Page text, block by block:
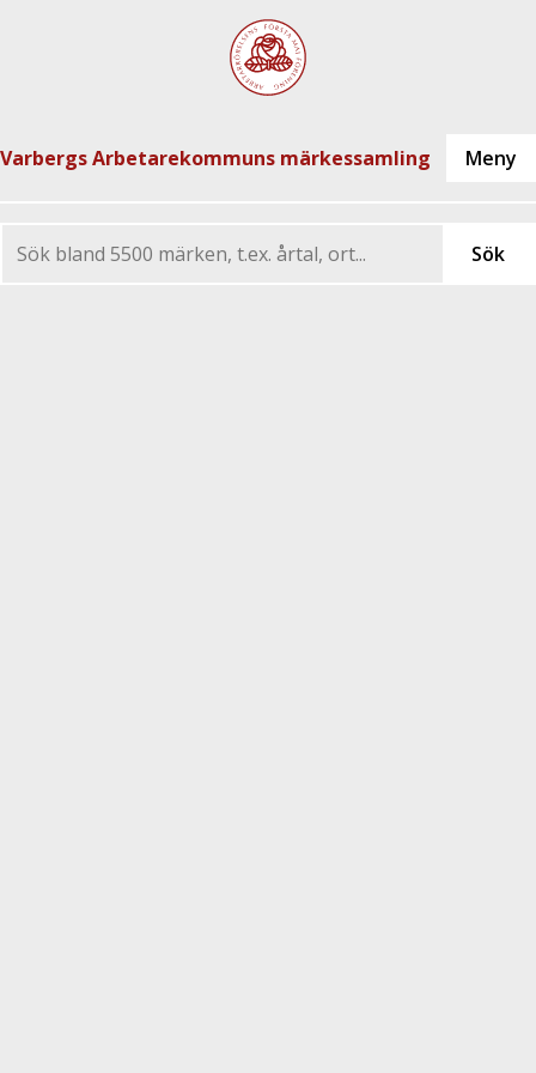
Varbergs Arbetarekommuns märkessamling